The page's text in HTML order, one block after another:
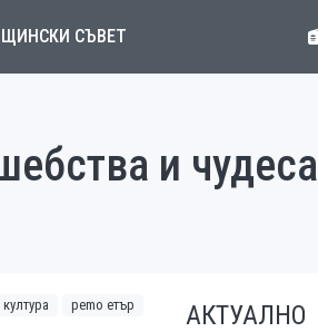
СЪВЕТ
и чудеса
култура рemo етър АКТУАЛНО